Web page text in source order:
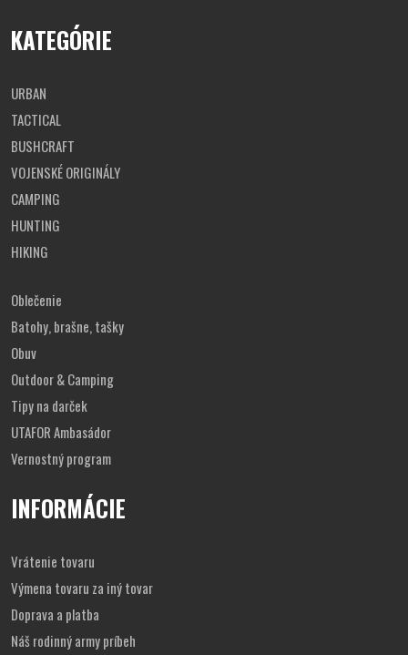
Lightweight Load-carrying Equipment) sú zhotovené
technológiou Laser Cut - vysekávanie laserom
váha vojenského ruksaku je
KATEGÓRIE
URBAN
TACTICAL
BUSHCRAFT
VOJENSKÉ ORIGINÁLY
CAMPING
HUNTING
HIKING
Oblečenie
Batohy, brašne, tašky
Obuv
Outdoor & Camping
Tipy na darček
UTAFOR Ambasádor
Vernostný program
INFORMÁCIE
Vrátenie tovaru
Výmena tovaru za iný tovar
Doprava a platba
Náš rodinný army príbeh